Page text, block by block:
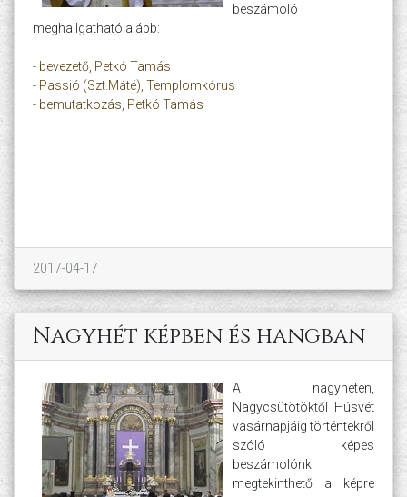
beszámoló
meghallgatható alább:
- bevezető, Petkó Tamás
- Passió (Szt.Máté), Templomkórus
- bemutatkozás, Petkó Tamás
2017-04-17
Nagyhét képben és hangban
A nagyhéten,
Nagycsütötöktől Húsvét
vasárnapjáig történtekről
szóló képes
beszámolónk
megtekinthető a képre